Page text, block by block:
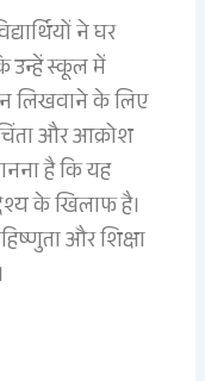
ने घर
उन्हें स्कूल में
लिखवाने के लिए
और आक्रोश
है कि यह
के खिलाफ है।
और शिक्षा